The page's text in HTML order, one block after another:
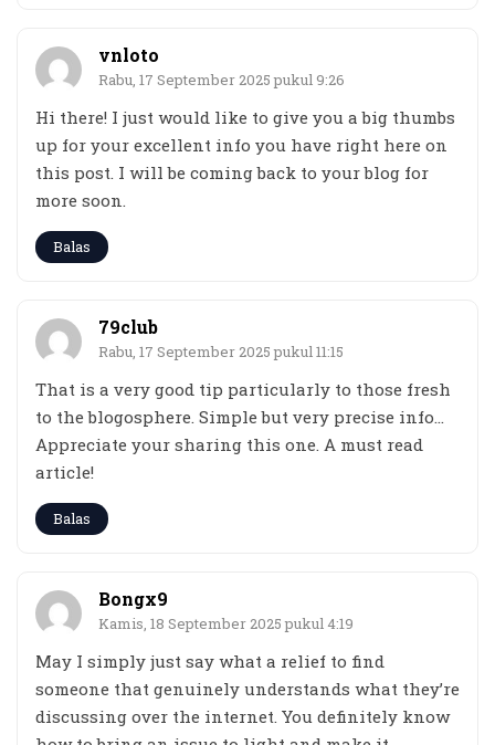
vnloto
Rabu, 17 September 2025 pukul 9:26
Hi there! I just would like to give you a big thumbs
up for your excellent info you have right here on
this post. I will be coming back to your blog for
more soon.
Balas
79club
Rabu, 17 September 2025 pukul 11:15
That is a very good tip particularly to those fresh
to the blogosphere. Simple but very precise info…
Appreciate your sharing this one. A must read
article!
Balas
Bongx9
Kamis, 18 September 2025 pukul 4:19
May I simply just say what a relief to find
someone that genuinely understands what they’re
discussing over the internet. You definitely know